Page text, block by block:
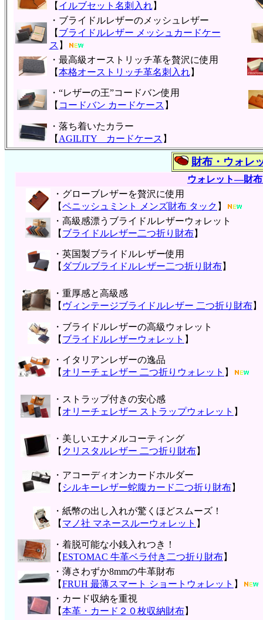
【 イルブセット名刺入れ】
・ブライドルレザーのメッシュレザー
【 ブライドルレザー メッシュカードケー
ス 】
・最高級オーストリッチ革を贅沢に使用
【本格オーストリッチ革名刺入れ】
・“レザーの王”コードバン使用
【 コードバン カードケース 】
・落ち着いたカラー
【 AGILITY カードケース 】
財布・ウォレ
ウォレット―財
・グローブレザーを贅沢に使用
【ペニッシュミント メンズ財布 タック 】
・高級感漂うブライドルレザーウォレット
【 ブライドルレザー二つ折り財布】
・英国製ブライドルレザー使用
【 ダブルブライドルレザー二つ折り財布】
・重厚感と高級感
【 ヴィンテージブライドルレザー 二つ折り財布】
・ブライドルレザーの高級ウォレット
【 ブライドルレザーウォレット 】
・イタリアンレザーの逸品
【 オリーチェレザー 二つ折りウォレット 】
・ストラップ付きの安心感
【 オリーチェレザー ストラップウォレット 】
・美しいエナメルコーティング
【 クリスタルレザー 二つ折り財布】
・アコーディオンカードホルダー
【 シルキーレザー蛇腹カード二つ折り財布】
・紙幣の出し入れが驚くほどスムーズ！
【 マノ社 マネースルーウォレット 】
・着脱可能な小銭入れつき！
【ESTOMAC 牛革ベラ付き二つ折り財布】
・薄さわずか8mmの牛革財布
【FRUH 最薄スマート ショートウォレット 】
・カード収納を重視
【本革・カード２０枚収納財布】